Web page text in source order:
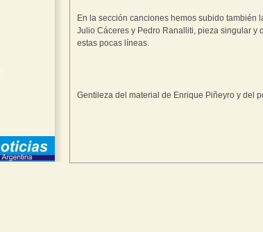
En la sección canciones hemos subido también
Julio Cáceres y Pedro Ranalliti, pieza singular y
estas pocas líneas.
Gentileza del material de Enrique Piñeyro y del